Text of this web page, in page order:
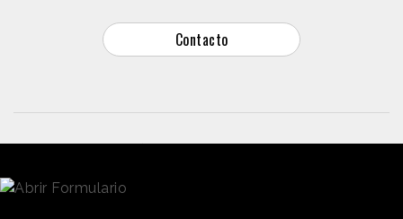
Contacto
Dirección: Calle Antonio Pirala 29. Madrid, 28017